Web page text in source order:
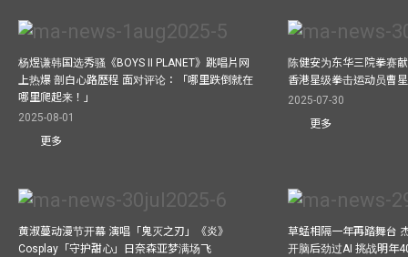
杨煜谦韩国选秀骚《BOYS II PLANET》跳唱片网
上热爆 剖白心路歷程 面对评论：「哪里跌倒就在
哪里爬起来！」
2025-08-01
更多
陈健安为东华三院拳赛
香港星级拳击运动员曹
2025-07-30
更多
黄淑蔓动漫节开幕 演唱「鬼灭之刃」《炎》
Cosplay「守护甜心」日奈森亚梦满场飞
草蜢相隔一年再踏舞台
开脑后劲过AI 挑战明年